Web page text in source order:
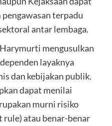
terpadu
antar lembaga.
mengusulkan
layaknya
dan kebijakan publik.
dapat menilai
murni risiko
rule) atau benar-benar